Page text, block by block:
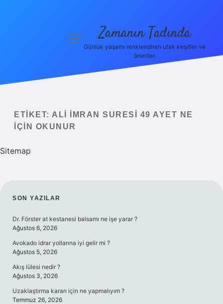
Yasal Uyarı
Hakkımızda
menüyüZamanın Tadında
Günlük yaşamı renklendiren ufak keşifler ve
öneriler.
ETIKET: ALI İMRAN SURESI 49 AYET NE
IÇIN OKUNUR
Sitemap
SIDEBAR
SON YAZILAR
Dr. Förster at kestanesi balsamı ne işe yarar ?
Ağustos 6, 2026
Avokado idrar yollarına iyi gelir mi ?
Ağustos 5, 2026
Akış lülesi nedir ?
Ağustos 3, 2026
Uzaklaştırma kararı için ne yapmalıyım ?
Temmuz 26, 2026